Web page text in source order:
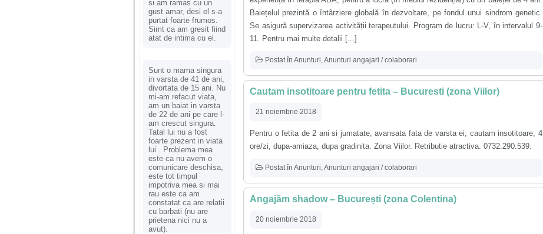
si am ramas cu un
gust amar, desi el s-a
purtat foarte frumos.
Simt ca am gresit fiind
atat de intima cu el.
Sunt o mama singura
in varsta de 41 de ani,
divortata de 15 ani. Nu
mi-am refacut viata,
am un baiat in varsta
de 22 de ani pe care l-
am crescut singura.
Tatal lui nu a fost
foarte prezent in viata
lui . Problema mea
este ca nu avem o
comunicare deschisa,
este tot timpul
impotriva mea si mai
rau este ca am
constatat ca are relatii
cu barbati (nu are
prietena nici nu a
avut).
Baiețelul prezintă o întârziere globală în dezvoltare, pe fondul unui sindrom genetic.
Se asigură supervizarea activității terapeutului. Program de lucru: L-V, în intervalul 9-
11. Pentru mai multe detalii [...]
Postat în Anunturi,Anunturi angajari / colaborari
Cautam insotitoare pentru fetita – Bucuresti (zona Viilor)
21 noiembrie 2018
Pentru o fetita de 2 ani si jumatate, avansata fata de varsta ei, cautam insotitoare, 4
ore/zi, dupa-amiaza, dupa gradinita. Zona Viilor. Retributie atractiva. 0732.290.539.
Postat în Anunturi,Anunturi angajari / colaborari
Angajăm shadow – București (zona Colentina)
20 noiembrie 2018